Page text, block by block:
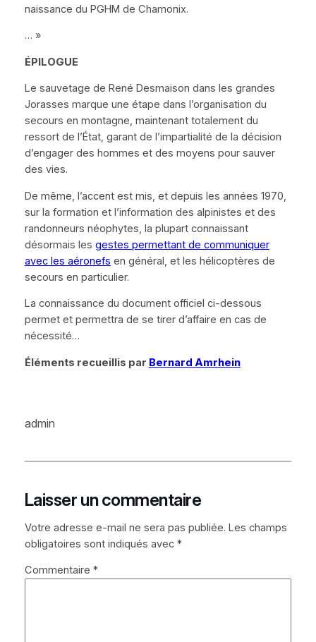
naissance du PGHM de Chamonix.
… »
ÉPILOGUE
Le sauvetage de René Desmaison dans les grandes
Jorasses marque une étape dans l’organisation du
secours en montagne, maintenant totalement du
ressort de l’État, garant de l’impartialité de la décision
d’engager des hommes et des moyens pour sauver
des vies.
De même, l’accent est mis, et depuis les années 1970,
sur la formation et l’information des alpinistes et des
randonneurs néophytes, la plupart connaissant
désormais les gestes permettant de communiquer
avec les aéronefs en général, et les hélicoptères de
secours en particulier.
La connaissance du document officiel ci-dessous
permet et permettra de se tirer d’affaire en cas de
nécessité…
Éléments recueillis par Bernard Amrhein
admin
Laisser un commentaire
Votre adresse e-mail ne sera pas publiée. Les champs
obligatoires sont indiqués avec *
Commentaire *